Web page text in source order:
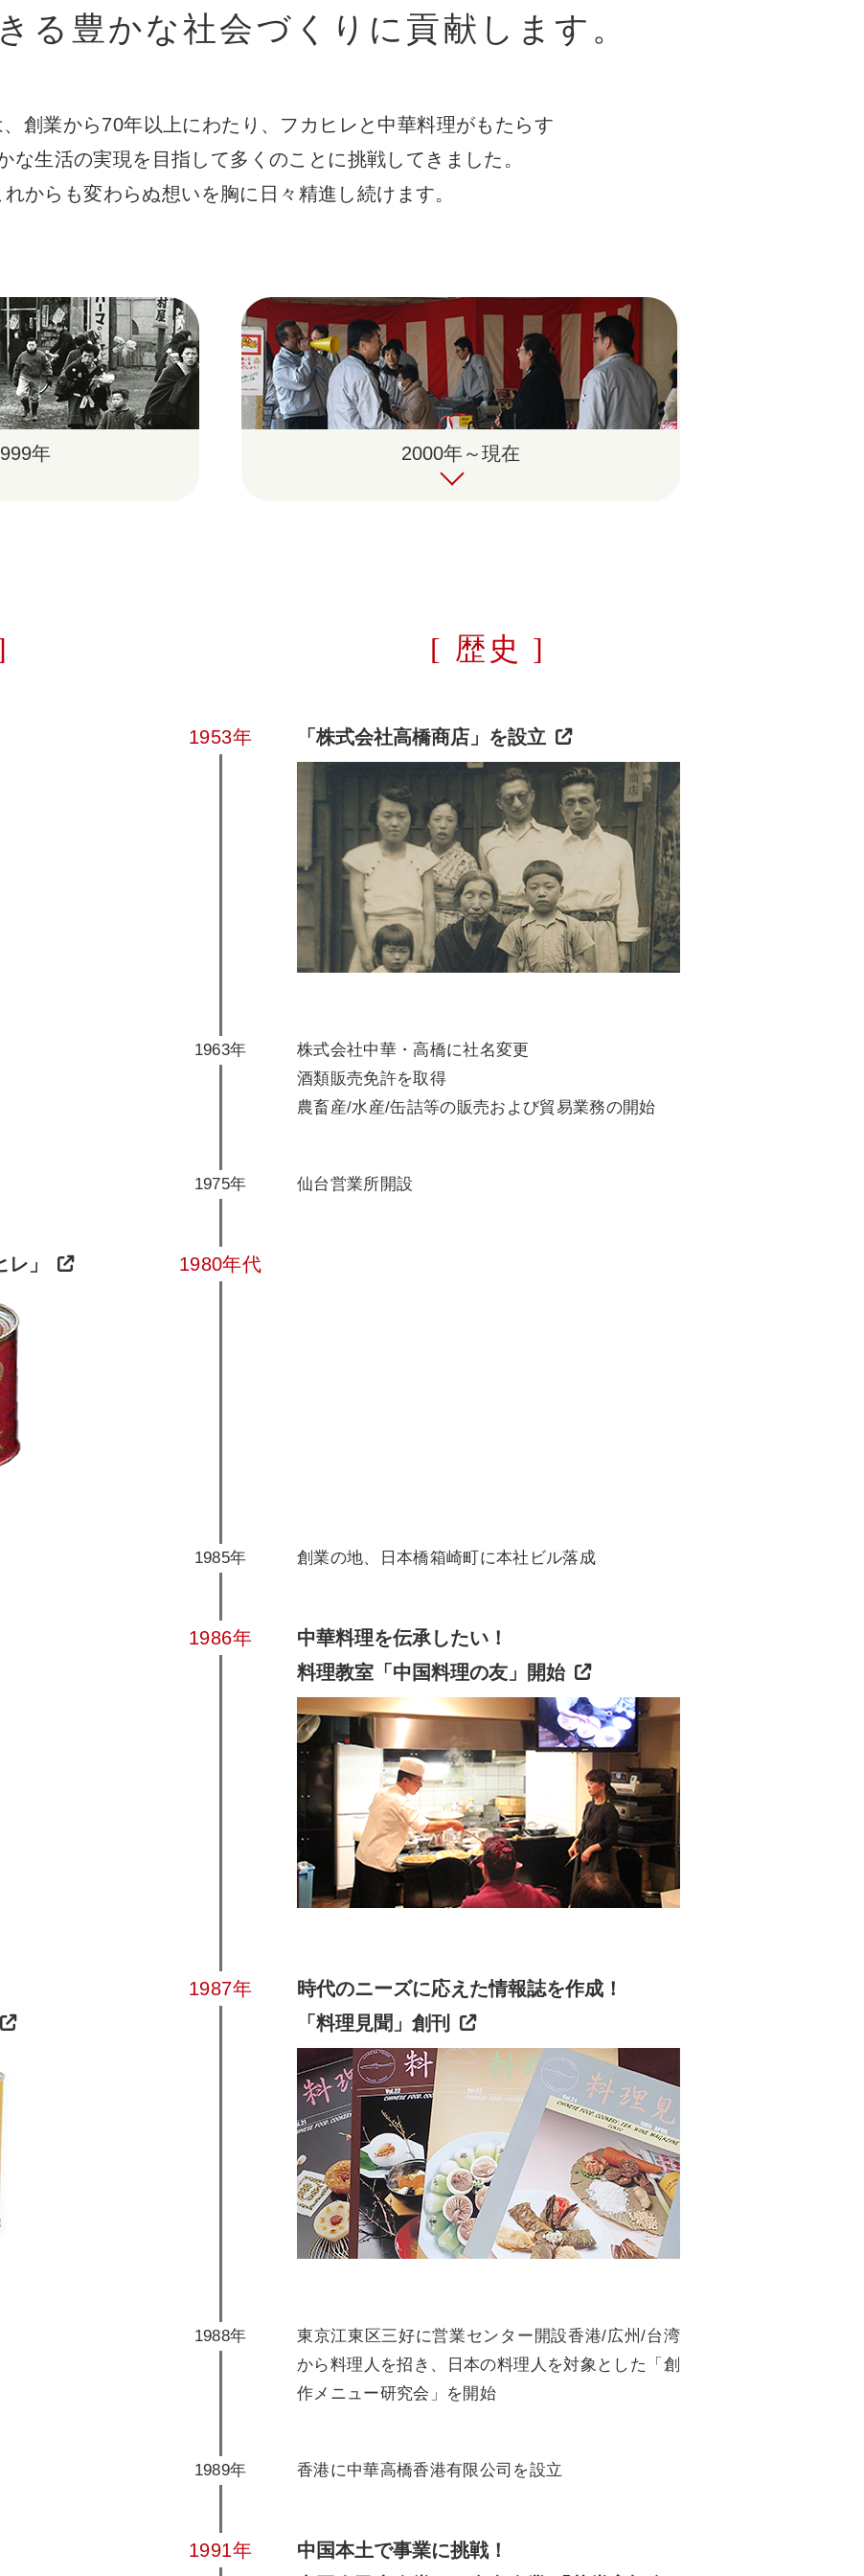
る豊かな社会づくりに貢献します。
創業から70年以上にわたり、フカヒレと中華料理がもたらす
な生活の実現を目指して多くのことに挑戦してきました。
れからも変わらぬ想いを胸に日々精進し続けます。
年 2000年～現在
[ 歴史 ]
1953年 「株式会社高橋商店」を設立
1963年
株式会社中華・高橋に社名変更
酒類販売免許を取得
農畜産/水産/缶詰等の販売および貿易業務の開始
1975年 仙台営業所開設
」 1980年代
1985年 創業の地、日本橋箱崎町に本社ビル落成
1986年
中華料理を伝承したい！
料理教室「中国料理の友」開始
1987年
時代のニーズに応えた情報誌を作成！
「料理見聞」創刊
1988年
東京江東区三好に営業センター開設香港/広州/台湾
から料理人を招き、日本の料理人を対象とした「創
作メニュー研究会」を開始
1989年 香港に中華高橋香港有限公司を設立
1991年
中国本土で事業に挑戦！